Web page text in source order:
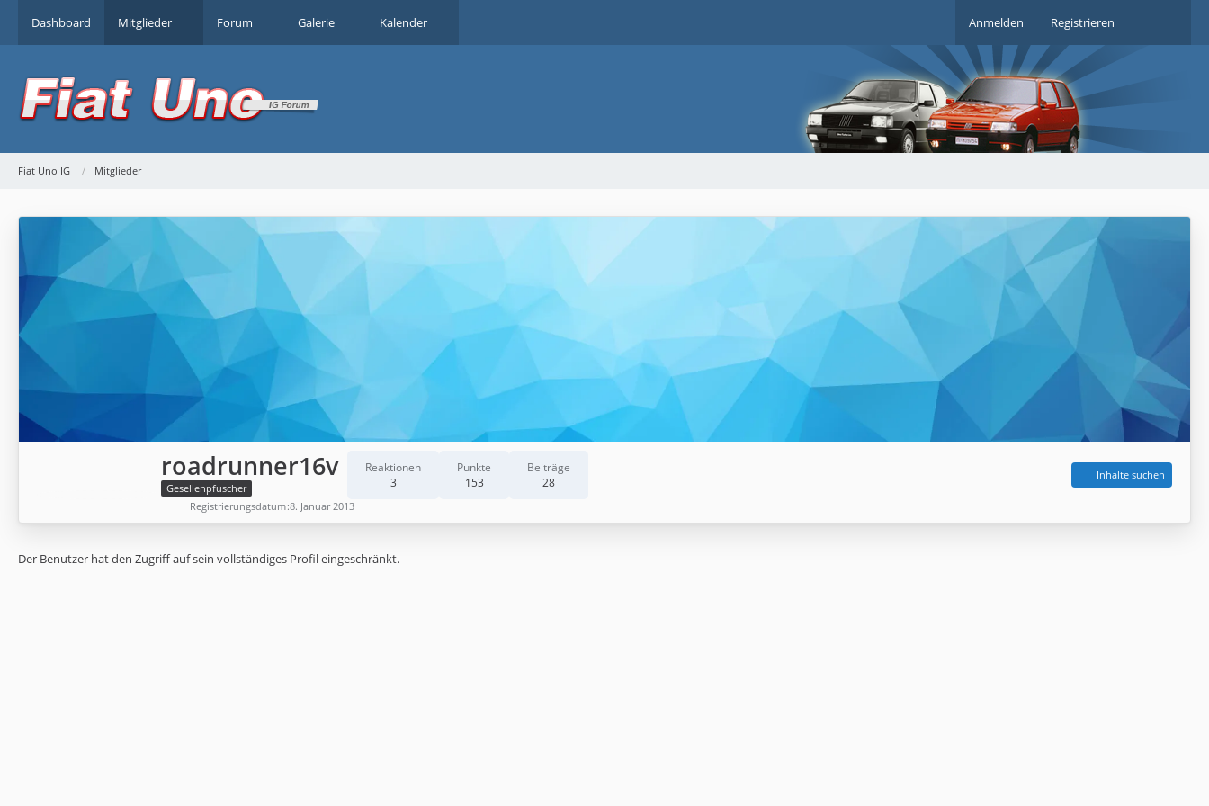
Dashboard Mitglieder Forum Galerie Kalender Anmelden Registrieren
Fiat Uno IG Mitglieder
roadrunner16v
Gesellenpfuscher
Reaktionen
3
Punkte
153
Beiträge
28
Inhalte suchen
Registrierungsdatum 8. Januar 2013
Der Benutzer hat den Zugriff auf sein vollständiges Profil eingeschränkt.